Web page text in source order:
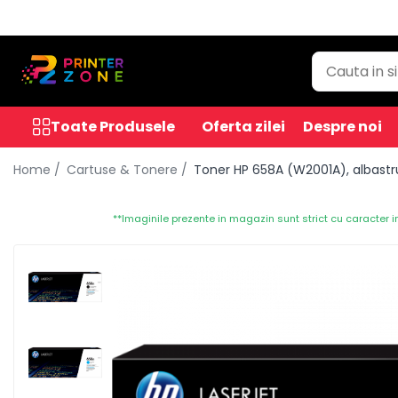
Toate Produsele
Imprimante laser
Imprimante cu jet
Multifunctionale laser
Imprimante etichete
Scanere
Accesorii imprimante
Accesorii multifunctionale
Toate Produsele Oferta zilei Despre noi
Home / Cartuse & Tonere / Toner HP 658A (W2001A),
**Imaginile prezente in magazin sunt strict cu